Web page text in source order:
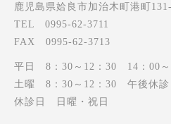
鹿児島県姶良市加治木町港町
TEL 0995-62-3711
FAX 0995-62-3713
平日 8：30～12：30 14：00～
土曜 8：30～12：30 午後休診
休診日 日曜・祝日